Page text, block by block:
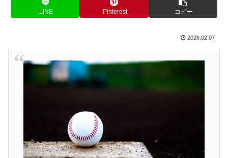
LINE Pinterest コピー
2026.02.07